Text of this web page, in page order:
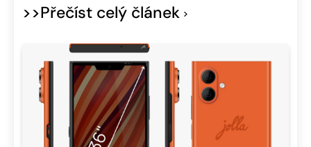
>>Přečíst celý článek